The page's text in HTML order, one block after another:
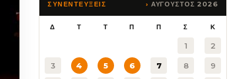
ΣΥΝΕΝΤΕΥΞΕΙΣ ΑΥΓΟΥΣΤΟΣ 2026
Δ Τ Τ Π Π Σ Κ
1 2
3 4 5 6 7 8 9